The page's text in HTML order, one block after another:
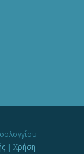
| Χρήση